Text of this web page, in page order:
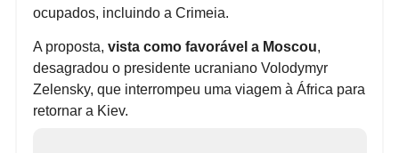
ocupados, incluindo a Crimeia.
A proposta, vista como favorável a Moscou,
desagradou o presidente ucraniano Volodymyr
Zelensky, que interrompeu uma viagem à África para
retornar a Kiev.